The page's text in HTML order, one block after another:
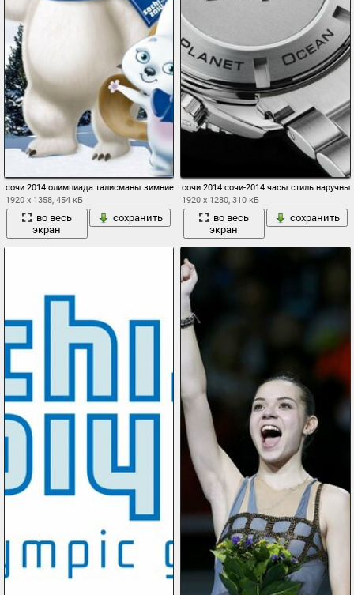
сочи 2014 олимпиада талисманы зимние олимпийские игры сочи-2014
1920 x 1358, 454 кБ
во весь
экран
сохранить
сочи 2014 сочи-2014 часы стиль
1920 x 1280, 310 кБ
во весь
экран
сохранить